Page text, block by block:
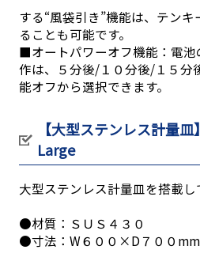
する“風袋引き”機能は、テン
ることも可能です。
■オートパワーオフ機能：電池
作は、５分後/１０分後/１５分
能オフから選択できます。
【大型ステンレス計量
Large
大型ステンレス計量皿を搭載し
●材質：ＳＵＳ４３０
●寸法：W６００×D７００mm